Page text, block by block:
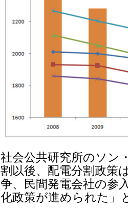
社会公共研究所のソン
割以後、配電分割政策
争、民間発電会社の参
化政策が進められた」